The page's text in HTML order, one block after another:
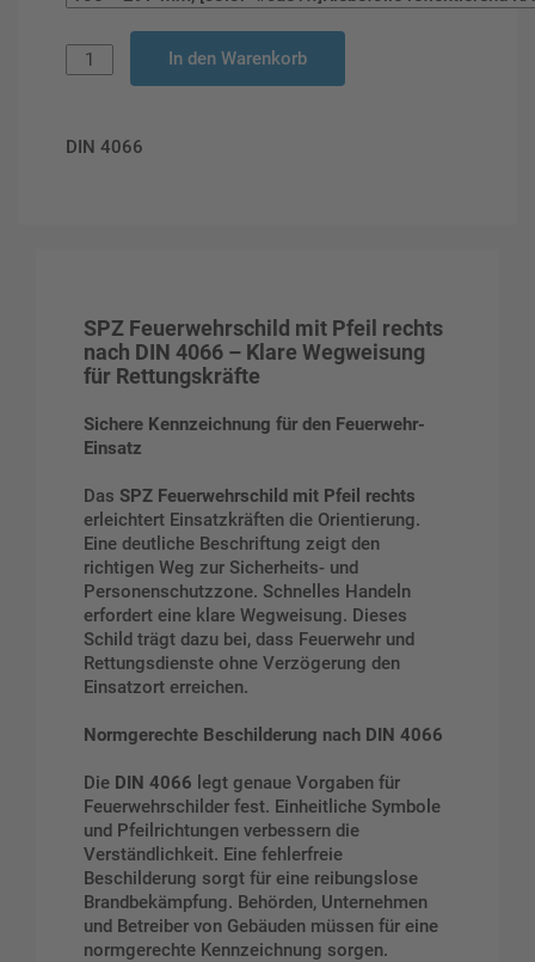
In den Warenkorb
DIN 4066
SPZ Feuerwehrschild mit Pfeil rechts
nach DIN 4066 – Klare Wegweisung
für Rettungskräfte
Sichere Kennzeichnung für den Feuerwehr-
Einsatz
Das SPZ Feuerwehrschild mit Pfeil rechts
erleichtert Einsatzkräften die Orientierung.
Eine deutliche Beschriftung zeigt den
richtigen Weg zur Sicherheits- und
Personenschutzzone. Schnelles Handeln
erfordert eine klare Wegweisung. Dieses
Schild trägt dazu bei, dass Feuerwehr und
Rettungsdienste ohne Verzögerung den
Einsatzort erreichen.
Normgerechte Beschilderung nach DIN 4066
Die DIN 4066 legt genaue Vorgaben für
Feuerwehrschilder fest. Einheitliche Symbole
und Pfeilrichtungen verbessern die
Verständlichkeit. Eine fehlerfreie
Beschilderung sorgt für eine reibungslose
Brandbekämpfung. Behörden, Unternehmen
und Betreiber von Gebäuden müssen für eine
normgerechte Kennzeichnung sorgen.